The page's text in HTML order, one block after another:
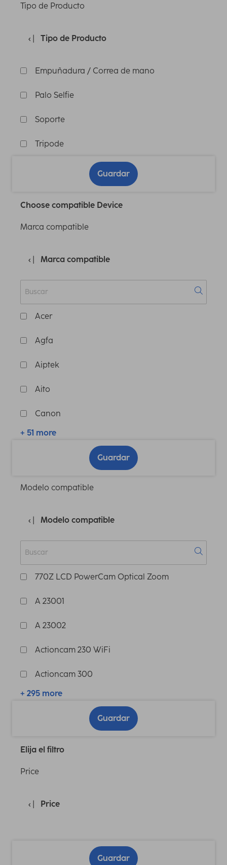
Tipo de Producto
Tipo de Producto
Empuñadura / Correa de mano
Palo Selfie
Soporte
Tripode
Guardar
Choose compatible Device
Marca compatible
Marca compatible
Acer
Agfa
Aiptek
Aito
Canon
+ 51 more
Guardar
Modelo compatible
Modelo compatible
770Z LCD PowerCam Optical Zoom
A 23001
A 23002
Actioncam 230 WiFi
Actioncam 300
+ 295 more
Guardar
Elija el filtro
Price
Price
Guardar